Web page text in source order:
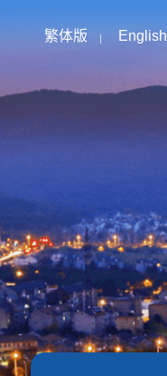
繁体版 English